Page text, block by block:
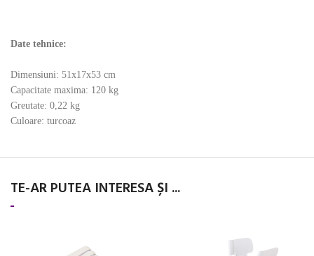
Date tehnice:
Dimensiuni: 51x17x53 cm
Capacitate maxima: 120 kg
Greutate: 0,22 kg
Culoare: turcoaz
TE-AR PUTEA INTERESA ȘI ...